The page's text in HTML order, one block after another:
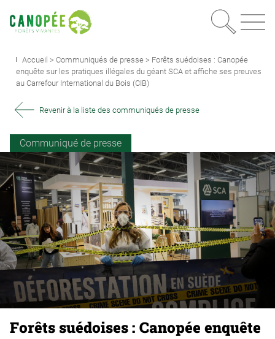
OUVRIR LE
Accueil > Communiqués de presse> Forêts suédoises : Canopée
enquête sur les pratiques illégales du géant SCA et affiche ses preuves
au Carrefour International du Bois (CIB)
Revenir à la liste des communiqués de presse
Communiqué de presse
Forêts suédoises : Canopée enquête